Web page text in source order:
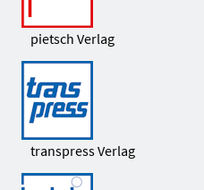
pietsch Verlag
transpress Verlag